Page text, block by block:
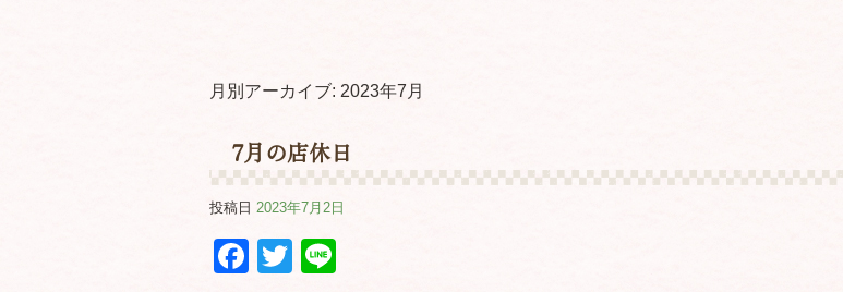
月別アーカイブ: 2023年7月
7月の店休日
投稿日 2023年7月2日
Facebook
Twitter